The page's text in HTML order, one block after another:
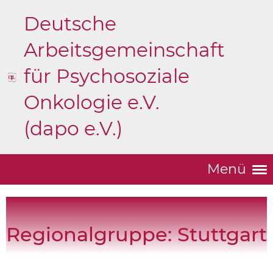
Deutsche
Arbeitsgemeinschaft
für Psychosoziale
Onkologie e.V.
(dapo e.V.)
Menü
Regionalgruppe: Stuttgart